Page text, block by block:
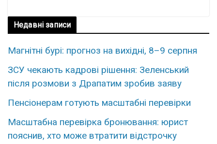
Недавні записи
Магнітні бурі: прогноз на вихідні, 8–9 серпня
ЗСУ чекають кадрові рішення: Зеленський
після розмови з Драпатим зробив заяву
Пенсіонерам готують масштабні перевірки
Масштабна перевірка бронювання: юрист
пояснив, хто може втратити відстрочку